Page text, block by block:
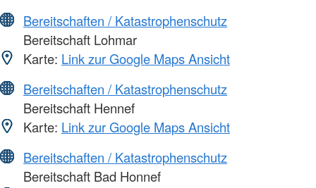
Bereitschaften / Katastrophenschutz
Bereitschaft Lohmar
Karte: Link zur Google Maps Ansicht
Bereitschaften / Katastrophenschutz
Bereitschaft Hennef
Karte: Link zur Google Maps Ansicht
Bereitschaften / Katastrophenschutz
Bereitschaft Bad Honnef